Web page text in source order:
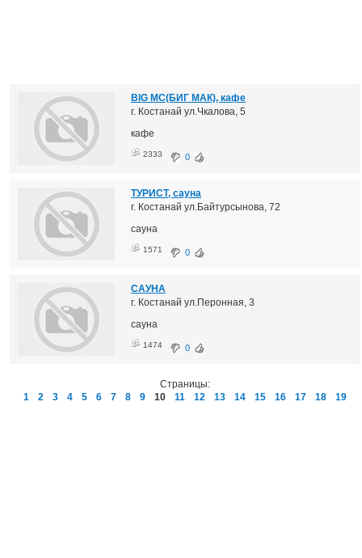
BIG MC(БИГ МАК), кафе
г. Костанай ул.Чкалова, 5
кафе
2333 0
ТУРИСТ, сауна
г. Костанай ул.Байтурсынова, 72
сауна
1571 0
САУНА
г. Костанай ул.Перонная, 3
сауна
1474 0
Страницы:
1
2 3 4 5 6 7 8 9 10 11 12 13 14 15 16 17 18 19